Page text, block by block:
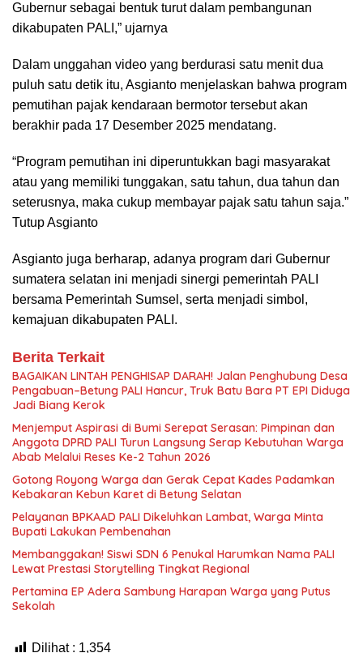
Gubernur sebagai bentuk turut dalam pembangunan
dikabupaten PALI,” ujarnya
Dalam unggahan video yang berdurasi satu menit dua
puluh satu detik itu, Asgianto menjelaskan bahwa program
pemutihan pajak kendaraan bermotor tersebut akan
berakhir pada 17 Desember 2025 mendatang.
“Program pemutihan ini diperuntukkan bagi masyarakat
atau yang memiliki tunggakan, satu tahun, dua tahun dan
seterusnya, maka cukup membayar pajak satu tahun saja.”
Tutup Asgianto
Asgianto juga berharap, adanya program dari Gubernur
sumatera selatan ini menjadi sinergi pemerintah PALI
bersama Pemerintah Sumsel, serta menjadi simbol,
kemajuan dikabupaten PALI.
Berita Terkait
BAGAIKAN LINTAH PENGHISAP DARAH! Jalan Penghubung Desa
Pengabuan–Betung PALI Hancur, Truk Batu Bara PT EPI Diduga
Jadi Biang Kerok
Menjemput Aspirasi di Bumi Serepat Serasan: Pimpinan dan
Anggota DPRD PALI Turun Langsung Serap Kebutuhan Warga
Abab Melalui Reses Ke-2 Tahun 2026
Gotong Royong Warga dan Gerak Cepat Kades Padamkan
Kebakaran Kebun Karet di Betung Selatan
Pelayanan BPKAAD PALI Dikeluhkan Lambat, Warga Minta
Bupati Lakukan Pembenahan
Membanggakan! Siswi SDN 6 Penukal Harumkan Nama PALI
Lewat Prestasi Storytelling Tingkat Regional
Pertamina EP Adera Sambung Harapan Warga yang Putus
Sekolah
Dilihat : 1,354